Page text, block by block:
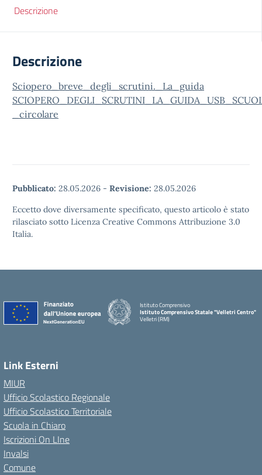
Descrizione
Descrizione
Sciopero_breve_degli_scrutini._La_guida
_circolare
Pubblicato: 28.05.2026 - Revisione: 28.05.2026
Eccetto dove diversamente specificato, questo articolo è stato
rilasciato sotto Licenza Creative Commons Attribuzione 3.0
Italia.
Istituto Comprensivo
Istituto Comprensivo Statale "Velletri Centro"
Velletri (RM)
Link Esterni
MIUR
Ufficio Scolastico Regionale
Ufficio Scolastico Territoriale
Scuola in Chiaro
Iscrizioni On LIne
Invalsi
Comune